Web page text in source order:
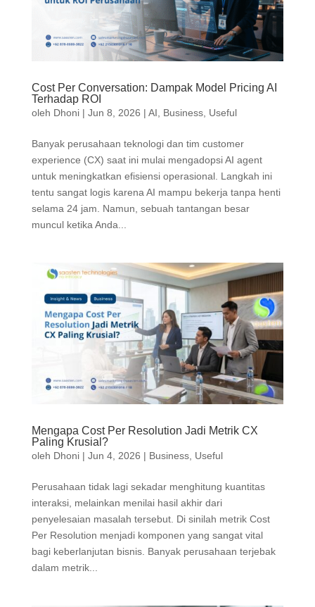
Cost Per Conversation: Dampak Model Pricing AI
Terhadap ROI
oleh Dhoni| Jun 8, 2026 | AI Business, Useful
Banyak perusahaan teknologi dan tim customer
experience (CX) saat ini mulai mengadopsi AI agent
untuk meningkatkan efisiensi operasional. Langkah ini
tentu sangat logis karena AI mampu bekerja tanpa henti
selama 24 jam. Namun, sebuah tantangan besar
muncul ketika Anda...
Mengapa Cost Per Resolution Jadi Metrik CX
Paling Krusial?
oleh Dhoni| Jun 4, 2026 | Business, Useful
Perusahaan tidak lagi sekadar menghitung kuantitas
interaksi, melainkan menilai hasil akhir dari
penyelesaian masalah tersebut. Di sinilah metrik Cost
Per Resolution menjadi komponen yang sangat vital
bagi keberlanjutan bisnis. Banyak perusahaan terjebak
dalam metrik...